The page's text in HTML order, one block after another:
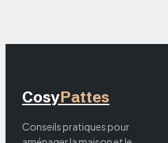
CosyPattes
Conseils pratiques pour